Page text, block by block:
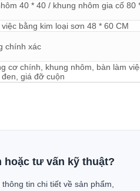
40 * 40 / khung nhôm gia cố 80
bằng kim loại sơn 48 * 60 CM
chính xác
cơ chính, khung nhôm, bàn làm
giá đỡ cuộn
hoặc tư vấn kỹ thuật?
tin chi tiết về sản phẩm,